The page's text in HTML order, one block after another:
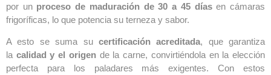
por un proceso de maduración de 30 a 45 díasen cámaras
frigoríficas, lo que potencia su terneza y sabor.
A esto se suma su certificación acreditada, que garantiza
la calidad y el origende la carne, convirtiéndola en la elección
perfecta para los paladares más exigentes. Con estos